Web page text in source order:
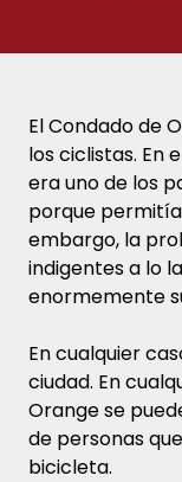
El Condado de
los ciclistas. En
era uno de los
porque
embargo, la
indigentes a lo
enormemente
En cualquier
ciudad. En
Orange se
de personas
bicicleta.